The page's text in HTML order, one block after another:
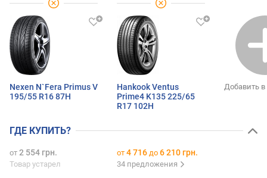
Nexen N`Fera Primus V
195/55 R16 87H
Hankook Ventus
Prime4 K135 225/65
R17 102H
Добавить
ГДЕ КУПИТЬ?
от 2 554 грн.
Товар устарел
от 4 716 до 6 210 грн.
34 предложения